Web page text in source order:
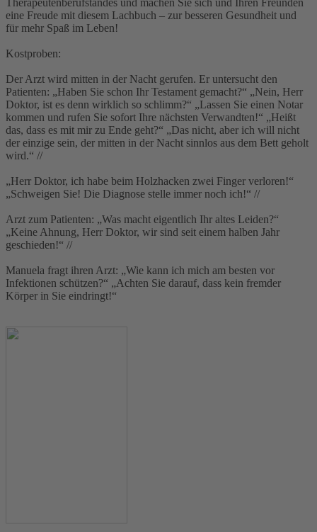
eine Freude mit diesem Lachbuch – zur besseren Gesundheit und
für mehr Spaß im Leben!
Kostproben:
Der Arzt wird mitten in der Nacht gerufen. Er untersucht den
Patienten: „Haben Sie schon Ihr Testament gemacht?“ „Nein, Herr
Doktor, ist es denn wirklich so schlimm?“ „Lassen Sie einen Notar
kommen und rufen Sie sofort Ihre nächsten Verwandten!“ „Heißt
das, dass es mit mir zu Ende geht?“ „Das nicht, aber ich will nicht
der einzige sein, der mitten in der Nacht sinnlos aus dem Bett geholt
wird.“ //
„Herr Doktor, ich habe beim Holzhacken zwei Finger verloren!“
„Schweigen Sie! Die Diagnose stelle immer noch ich!“ //
Arzt zum Patienten: „Was macht eigentlich Ihr altes Leiden?“
„Keine Ahnung, Herr Doktor, wir sind seit einem halben Jahr
geschieden!“ //
Manuela fragt ihren Arzt: „Wie kann ich mich am besten vor
Infektionen schützen?“ „Achten Sie darauf, dass kein fremder
Körper in Sie eindringt!“